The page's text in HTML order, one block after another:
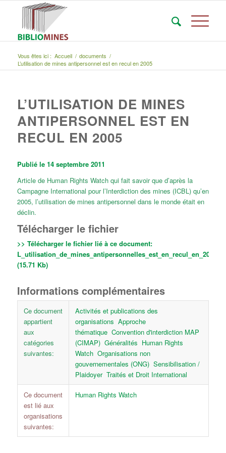
Vous êtes ici : Accueil / documents /
L’utilisation de mines antipersonnel est en recul en 2005
L’UTILISATION DE MINES
ANTIPERSONNEL EST EN
RECUL EN 2005
Publié le 14 septembre 2011
Article de Human Rights Watch qui fait savoir que d’après la
Campagne International pour l’Interdiction des mines (ICBL) qu’en
2005, l’utilisation de mines antipersonnel dans le monde était en
déclin.
Télécharger le fichier
>> Télécharger le fichier lié à ce document:
(15.71 Kb)
Informations complémentaires
Ce document
appartient
aux
catégories
suivantes:
Activités et publications des
organisations Approche
thématique Convention d'interdiction MAP
(CIMAP) Généralités Human Rights
Watch Organisations non
gouvernementales (ONG) Sensibilisation /
Plaidoyer Traités et Droit International
Ce document
est lié aux
organisations
suivantes:
Human Rights Watch